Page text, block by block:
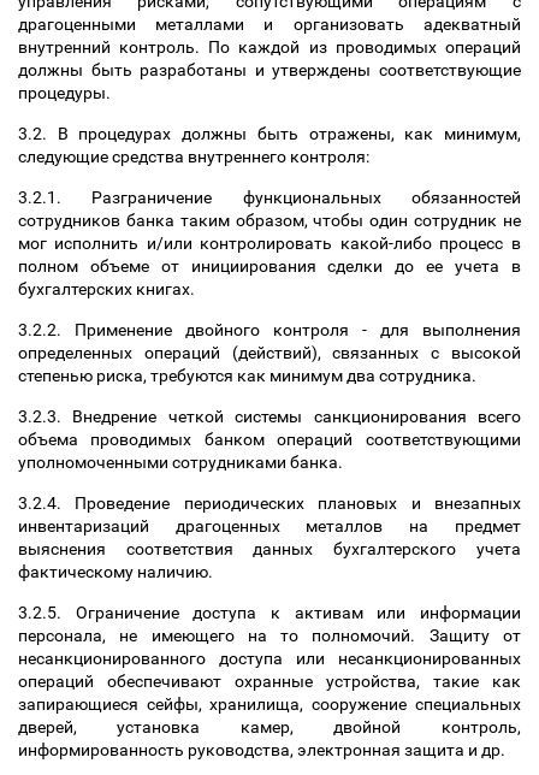
драгоценными металлами и организовать адекватный
внутренний контроль. По каждой из проводимых операций
должны быть разработаны и утверждены соответствующие
процедуры.
3.2. В процедурах должны быть отражены, как минимум,
следующие средства внутреннего контроля:
3.2.1. Разграничение функциональных обязанностей
сотрудников банка таким образом, чтобы один сотрудник не
мог исполнить и/или контролировать какой-либо процесс в
полном объеме от инициирования сделки до ее учета в
бухгалтерских книгах.
3.2.2. Применение двойного контроля - для выполнения
определенных операций (действий), связанных с высокой
степенью риска, требуются как минимум два сотрудника.
3.2.3. Внедрение четкой системы санкционирования всего
объема проводимых банком операций соответствующими
уполномоченными сотрудниками банка.
3.2.4. Проведение периодических плановых и внезапных
инвентаризаций драгоценных металлов на предмет
выяснения соответствия данных бухгалтерского учета
фактическому наличию.
3.2.5. Ограничение доступа к активам или информации
персонала, не имеющего на то полномочий. Защиту от
несанкционированного доступа или несанкционированных
операций обеспечивают охранные устройства, такие как
запирающиеся сейфы, хранилища, сооружение специальных
дверей, установка камер, двойной контроль,
информированность руководства, электронная защита и др.